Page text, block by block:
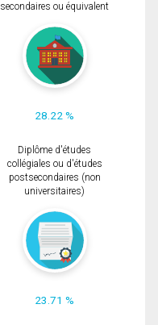
secondaires ou équivalent
28.22 %
Diplôme d'études
collégiales ou d'études
postsecondaires (non
universitaires)
23.71 %